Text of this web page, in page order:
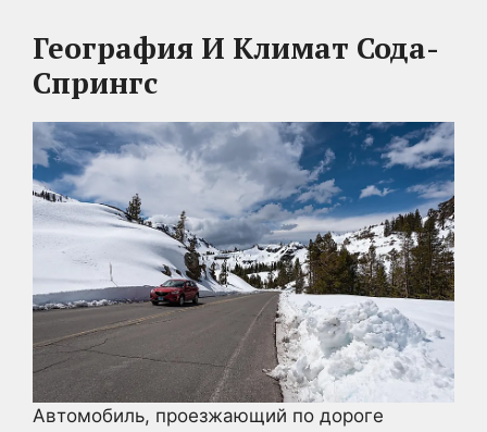
География И Климат Сода-
Спрингс
Автомобиль, проезжающий по дороге